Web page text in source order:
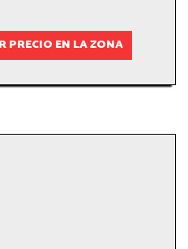
PRECIO EN LA ZONA